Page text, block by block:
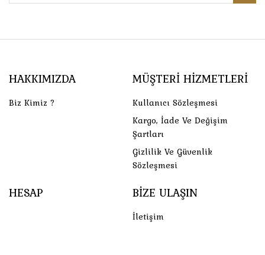
HAKKIMIZDA
Biz Kimiz ?
MÜŞTERI HIZMETLERI
Kullanıcı Sözleşmesi
Kargo, İade Ve Değişim
Şartları
Gizlilik Ve Güvenlik
Sözleşmesi
HESAP BIZE ULAŞIN
İletişim